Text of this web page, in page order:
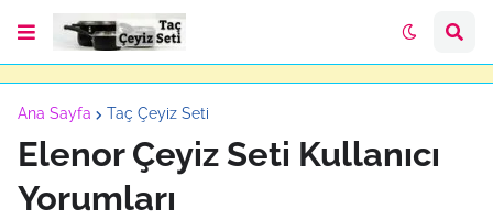
Ana Sayfa Taç Çeyiz Seti
Elenor Çeyiz Seti Kullanıcı
Yorumları